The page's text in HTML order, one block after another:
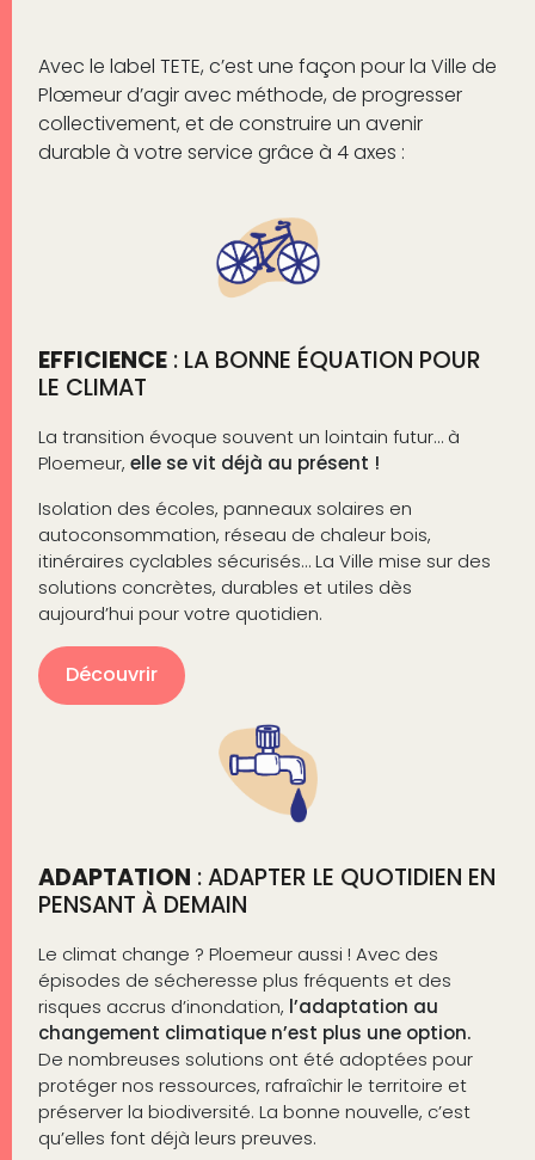
Avec le label TETE, c’est une façon pour la Ville de
Plœmeur d’agir avec méthode, de progresser
collectivement, et de construire un avenir
durable à votre service grâce à 4 axes :
EFFICIENCE: LA BONNE ÉQUATION POUR
LE CLIMAT
La transition évoque souvent un lointain futur… à
Ploemeur, elle se vit déjà au présent !
Isolation des écoles, panneaux solaires en
autoconsommation, réseau de chaleur bois,
itinéraires cyclables sécurisés… La Ville mise sur des
solutions concrètes, durables et utiles dès
aujourd’hui pour votre quotidien.
Découvrir
ADAPTATION : ADAPTER LE QUOTIDIEN EN
PENSANT À DEMAIN
Le climat change ? Ploemeur aussi ! Avec des
épisodes de sécheresse plus fréquents et des
risques accrus d’inondation, l’adaptation au
changement climatique n’est plus une option.
De nombreuses solutions ont été adoptées pour
protéger nos ressources, rafraîchir le territoire et
préserver la biodiversité. La bonne nouvelle, c’est
qu’elles font déjà leurs preuves.